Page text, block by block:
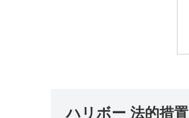
ハリボー 法的措置